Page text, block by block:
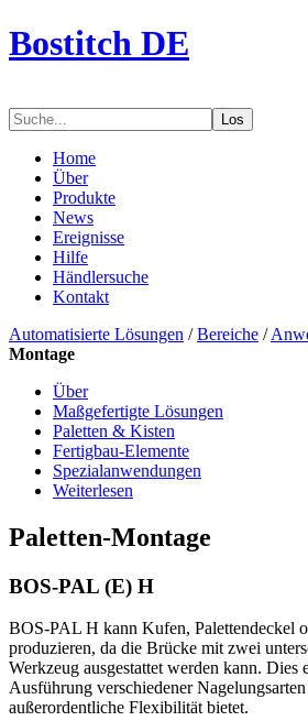
Bostitch DE
Los
Home
Über
Produkte
News
Ereignisse
Hilfe
Händlersuche
Kontakt
Automatisierte Lösungen /Bereiche /
Montage
Über
Maßgefertigte Lösungen
Paletten & Kisten
Fertigbau-Elemente
Spezialanwendungen
Weiterlesen
Paletten-Montage
BOS-PAL (E) H
BOS-PAL H kann Kufen, Palettendeckel
produzieren, da die Brücke mit zwei
Werkzeug ausgestattet werden kann. Dies
Ausführung verschiedener
außerordentliche Flexibilität bietet.